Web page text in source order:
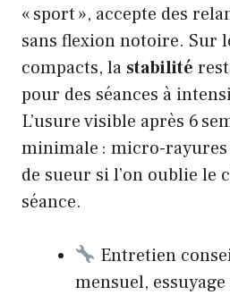
« sport », accepte des
sans flexion notoire. Sur
compacts, la stabilité
pour des séances à
L’usure visible après 6
minimale : micro-rayures
de sueur si l’on oublie le
séance.
Entretien
mensuel,